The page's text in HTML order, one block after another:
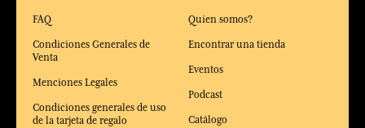
FAQ
Condiciones Generales de
Venta
Menciones Legales
Condiciones generales de uso
de la tarjeta de regalo
Quien somos?
Encontrar una tienda
Eventos
Podcast
Catálogo